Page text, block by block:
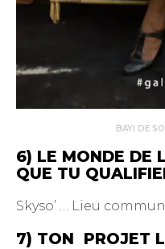
BAYI DE
6) LE MONDE DE
QUE TU
Skyso’ … Lieu
7) TON PROJET